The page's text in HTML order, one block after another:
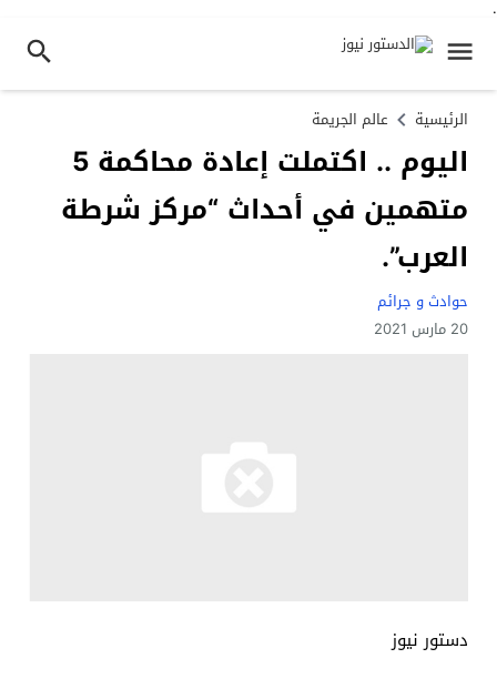
.
الرئيسية عالم الجريمة
اليوم .. اكتملت إعادة محاكمة 5
متهمين في أحداث “مركز شرطة
العرب”.
حوادث و جرائم
20 مارس 2021
دستور نيوز